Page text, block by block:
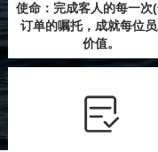
使命：完成客人的每一次
订单的嘱托，成就每位
价值。